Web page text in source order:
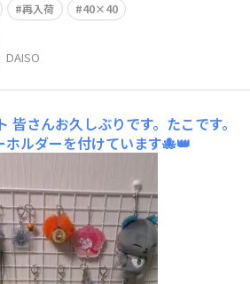
再入荷 40×40
DAISO
皆さんお久しぶりです。たこです。
ホルダーを付けています🐙👑